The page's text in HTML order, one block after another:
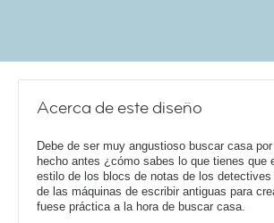
Acerca de este diseño
Debe de ser muy angustioso buscar casa
hecho antes ¿cómo sabes lo que tienes que
estilo de los blocs de notas de los
de las máquinas de escribir antiguas para
fuese práctica a la hora de buscar casa.